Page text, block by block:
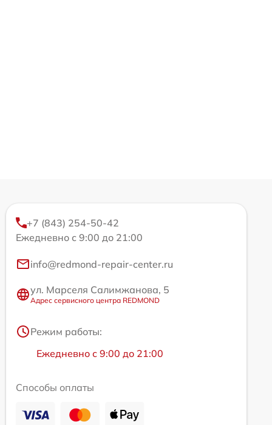
+7 (843) 254-50-42
Ежедневно с 9:00 до 21:00
info@redmond-repair-center.ru
ул. Марселя Салимжанова, 5
Адрес сервисного центра REDMOND
Режим работы:
Ежедневно с 9:00 до 21:00
Способы оплаты